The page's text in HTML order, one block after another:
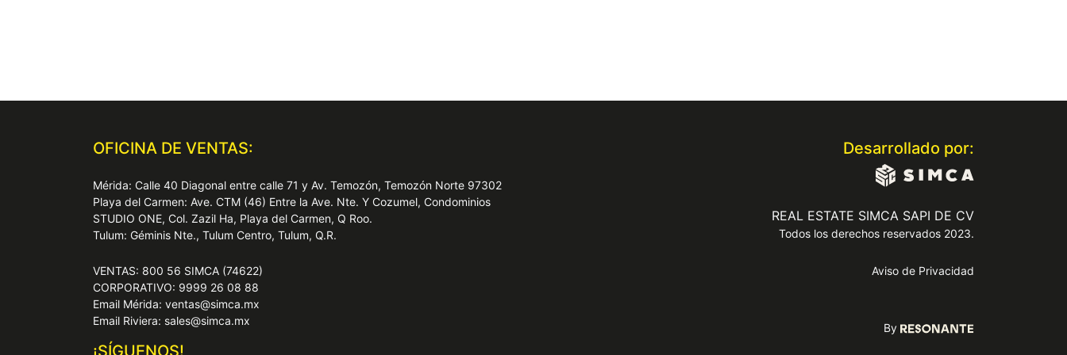
OFICINA DE VENTAS:
Mérida: Calle 40 Diagonal entre calle 71 y Av. Temozón, Temozón Norte 97302
Playa del Carmen: Ave. CTM (46) Entre la Ave. Nte. Y Cozumel, Condominios
STUDIO ONE, Col. Zazil Ha, Playa del Carmen, Q Roo.
Tulum: Géminis Nte., Tulum Centro, Tulum, Q.R.
VENTAS: 800 56 SIMCA (74622)
CORPORATIVO: 9999 26 08 88
Email Mérida: ventas@simca.mx
Email Riviera: sales@simca.mx
¡SÍGUENOS!
Desarrollado por:
REAL ESTATE SIMCA SAPI DE CV
Todos los derechos reservados 2023.
Aviso de Privacidad
By